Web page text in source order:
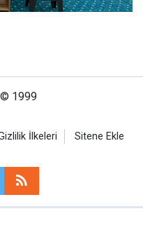
© 1999
İlkeleri Sitene Ekle